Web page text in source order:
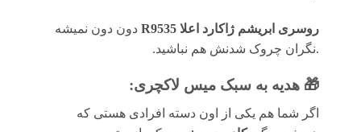
روسری ابریشم ژاکارد اعلا R9535
دون دون نمیشه
.نگران چروک شدنش هم نباشید.
🎁 هدیه به سبک میس لاکچری:
اگر شما هم یکی از اون دسته افرادی هستی که